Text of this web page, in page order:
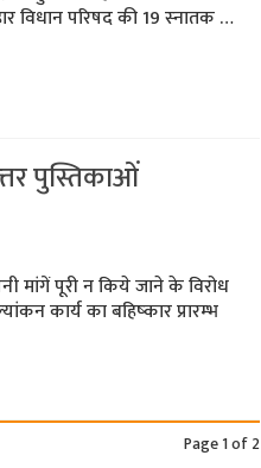
विधान परिषद की 19 स्‍नातक …
पुस्तिकाओं
पूरी न किये जाने के विरोध
कार्य का बहिष्‍कार प्रारम्‍भ
Page 1 of 2